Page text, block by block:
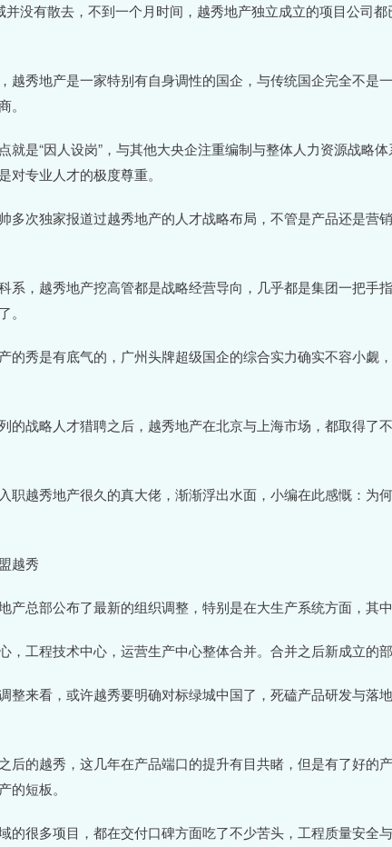
并没有散去，不到一个月时间，越秀地产独立成立的项目公司
越秀地产是一家特别有自身调性的国企，与传统国企完全不是
就是“因人设岗”，与其他大央企注重编制与整体人力资源战略
对专业人才的极度尊重。
多次独家报道过越秀地产的人才战略布局，不管是产品还是营
系，越秀地产挖高管都是战略经营导向，几乎都是集团一把手
的秀是有底气的，广州头牌超级国企的综合实力确实不容小觑
的战略人才猎聘之后，越秀地产在北京与上海市场，都取得了
职越秀地产很久的真大佬，渐渐浮出水面，小编在此感慨：为
越秀
产总部公布了最新的组织调整，特别是在大生产系统方面，其
，工程技术中心，运营生产中心整体合并。合并之后新成立的
整来看，或许越秀要明确对标绿城中国了，死磕产品研发与落
后的越秀，这几年在产品端口的提升有目共睹，但是有了好的
的短板。
的很多项目，都在交付口碑方面吃了不少苦头，工程质量安全